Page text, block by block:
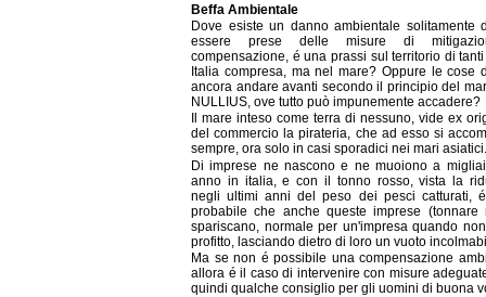
Beffa Ambientale
Dove esiste un danno ambientale solitamente
essere prese delle misure di
compensazione, é una prassi sul territorio di
Italia compresa, ma nel mare? Oppure le cose
ancora andare avanti secondo il principio del
NULLIUS, ove tutto può impunemente accadere?
Il mare inteso come terra di nessuno, vide ex
del commercio la pirateria, che ad esso si
sempre, ora solo in casi sporadici nei mari asiatici.
Di imprese ne nascono e ne muoiono a
anno in italia, e con il tonno rosso, vista la
negli ultimi anni del peso dei pesci catturati,
probabile che anche queste imprese (tonnare
spariscano, normale per un'impresa quando
profitto, lasciando dietro di loro un vuoto
Ma se non é possibile una compensazione
allora é il caso di intervenire con misure
quindi qualche consiglio per gli uomini di buona